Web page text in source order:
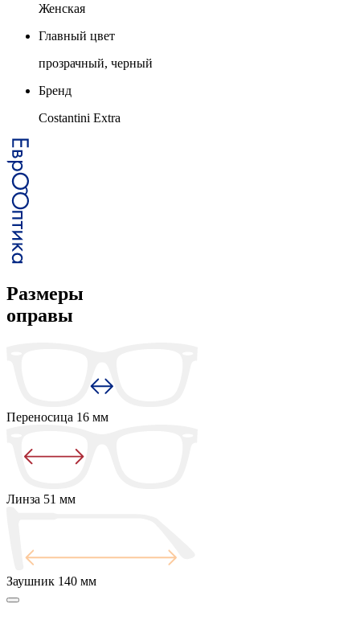
Женская
Главный цвет
прозрачный, черный
Бренд
Costantini Extra
Размеры
оправы
Переносица 16 мм
Линза 51 мм
Заушник 140 мм